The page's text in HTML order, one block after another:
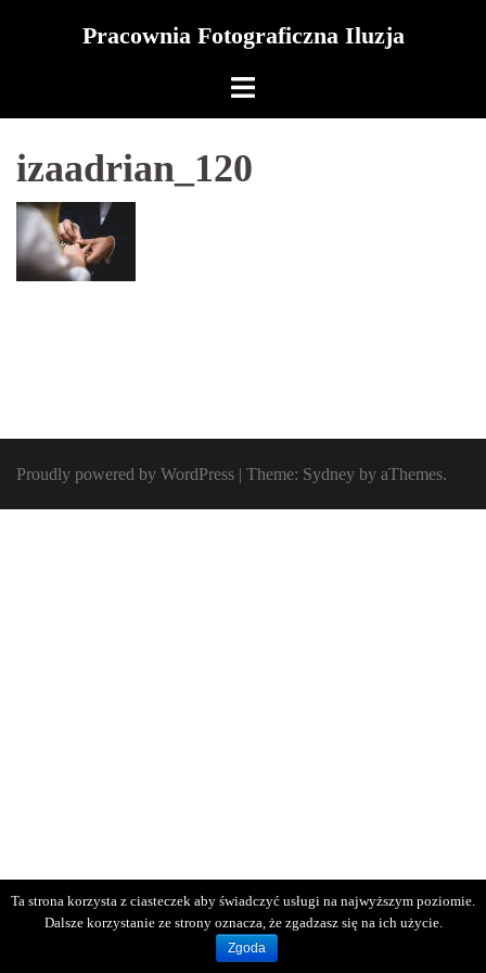
Pracownia Fotograficzna Iluzja
izaadrian_120
Proudly powered by WordPress | Theme: Sydney by aThemes.
Ta strona korzysta z ciasteczek aby świadczyć usługi na najwyższym poziomie.
Dalsze korzystanie ze strony oznacza, że zgadzasz się na ich użycie.
Zgoda